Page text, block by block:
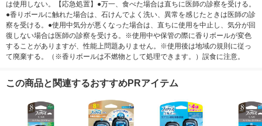
は使用しない。【応急処置】●万一、食べた場合は直ちに医師の診察を受ける。
●香りボールに触れた場合は、石けんでよく洗い、異常を感じたときは医師の診
察を受ける。●使用中気分が悪くなった場合は、直ちに使用を中止し、気分が回
復しない場合は医師の診察を受ける。※使用中や保管の際に香りボールが変色
することがありますが、性能上問題ありません。※使用後は地域の規則に従っ
て廃棄する。（※香りボールは不燃物として処理できます。）誤食に注意。
この商品と関連するおすすめPRアイテム